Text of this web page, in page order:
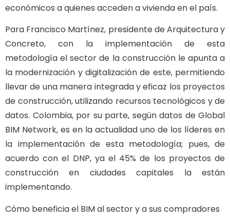
económicos a quienes acceden a vivienda en el país.
Para Francisco Martínez, presidente de Arquitectura y
Concreto, con la implementación de esta
metodología el sector de la construcción le apunta a
la modernización y digitalización de este, permitiendo
llevar de una manera integrada y eficaz los proyectos
de construcción, utilizando recursos tecnológicos y de
datos. Colombia, por su parte, según datos de Global
BIM Network, es en la actualidad uno de los líderes en
la implementación de esta metodología; pues, de
acuerdo con el DNP, ya el 45% de los proyectos de
construcción en ciudades capitales la están
implementando.
Cómo beneficia el BIM al sector y a sus compradores